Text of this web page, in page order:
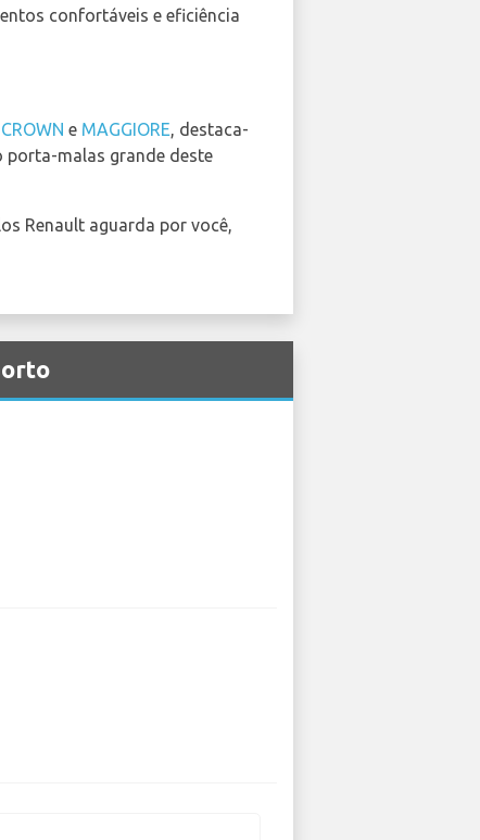
confortáveis e eficiência
e MAGGIORE, destaca-
porta-malas grande deste
Renault aguarda por você,